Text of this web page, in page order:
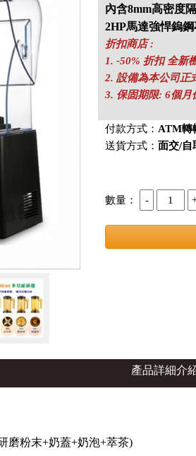
內含8mm高密度
2HP馬達強悍鎢
折扣商店 :
1. -50% 折扣 全新
2. 設備為本公司正
3. 保固期限: 6個月
付款方式： ATM轉
送貨方式： 面交/自
數量：
產品詳細介
磨粉末+奶蓋+奶泡+萃茶)